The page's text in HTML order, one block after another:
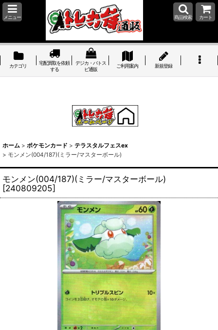
メニュー 商品検索 カート
カテゴリ
宅配買取を依頼
する
デジカ・バトス
ピ通販
ご利用案内 新規登録
ホーム > ポケモンカード > テラスタルフェスex
> モンメン(004/187)(ミラー/マスターボール)
モンメン(004/187)(ミラー/マスターボール)
[240809205]